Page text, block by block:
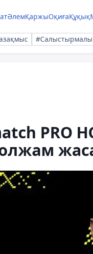
ӘлемҚаржыОқиғаҚұқық
#Салыстырмалы
PRO